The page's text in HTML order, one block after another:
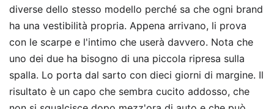
diverse dello stesso modello perché sa che ogni brand
ha una vestibilità propria. Appena arrivano, li prova
con le scarpe e l'intimo che userà davvero. Nota che
uno dei due ha bisogno di una piccola ripresa sulla
spalla. Lo porta dal sarto con dieci giorni di margine. Il
risultato è un capo che sembra cucito addosso, che